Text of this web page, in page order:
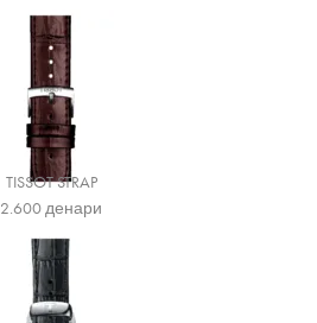
TISSOT STRAP
2.600денари